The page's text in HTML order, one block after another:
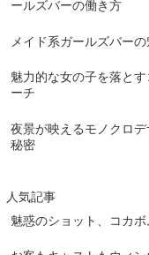
ールズバーの働き方
メイド系ガールズバー
魅力的な女の子を落と
ーチ
夜景が映えるモノクロ
秘密
人気記事
魅惑のショット、コカ